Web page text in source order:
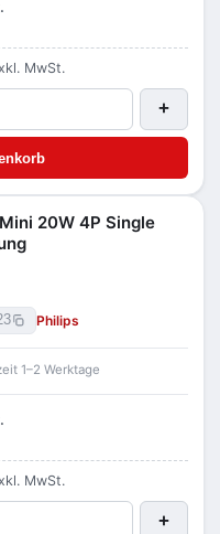
MwSt.
+
20W 4P Single
Philips
1–2 Werktage
MwSt.
+